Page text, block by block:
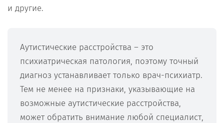
и другие.
Аутистические расстройства – это
психиатрическая патология, поэтому точный
диагноз устанавливает только врач-психиатр.
Тем не менее на признаки, указывающие на
возможные аутистические расстройства,
может обратить внимание любой специалист,